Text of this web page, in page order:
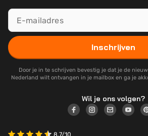
Inschrijven
Door je in te schrijven bevestig je dat je de
Nederland wilt ontvangen in je mailbox en ga je
Wil je ons volgen?
8.7/10